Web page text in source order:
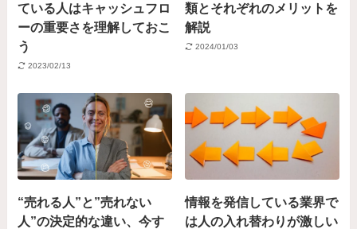
ている人はキャッシュフロ
ーの重要さを理解しておこ
う
2023/02/13
類とそれぞれのメリットを
解説
2024/01/03
“売れる人”と”売れない
人”の決定的な違い、今す
情報を発信している業界で
は人の入れ替わりが激しい